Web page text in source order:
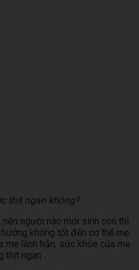
thịt ngan không?
người nào mới sinh con thì
không tốt đến cơ thể mẹ.
mẹ lành hẳn, sức khỏe của mẹ
thịt ngan .